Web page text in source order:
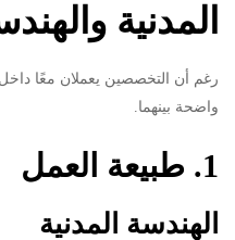
المدنية
رغم أن التخصصين يعملان معًا
واضحة بينهما.
1. طبيعة العمل
الهندسة المدنية